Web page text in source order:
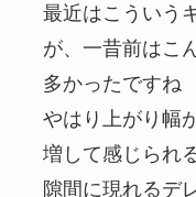
最近はこういう
が、一昔前はこ
多かったですね
やはり上がり幅
増して感じられ
隙間に現れるデ